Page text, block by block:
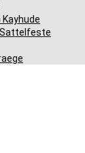
Kayhude
Sattelfeste